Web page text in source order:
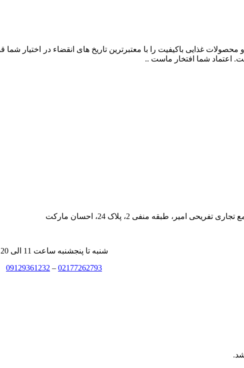
غذایی باکیفیت را با معتبرترین تاریخ های انقضاء در اختیار
اعتماد شما افتخار ماست ..
امیر، طبقه منفی 2، پلاک 24، احسان مارکت
شنبه تا پنجشنبه ساعت 11 الی 20
02177262793
–
09129361232